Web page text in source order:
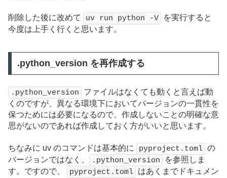
削除した後に改めて uv run python -V
を実行すると
今度は上手く行くと思います。
.python_version を再作成する
.python_version
ファイルはなくても動くと言えば動
くのですが、異なる環境下においてバージョンの一貫性を
保つためには必要になるので、作成しないことの明確な意
思がないのであれば作成しておく方がいいと思います。
ちなみに uv のコマンドは基本的に pyproject.toml の
バージョンではなく、
.python_version
を参照しま
す。ですので、
pyproject.toml はあくまでドキュメン